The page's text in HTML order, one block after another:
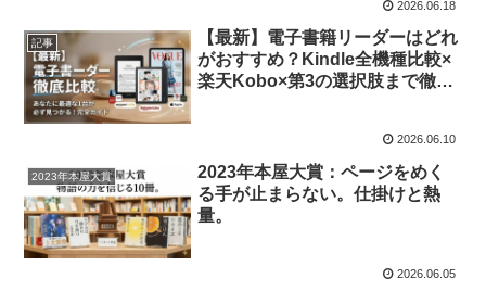
2026.06.18
記事
【最新】電子書籍リーダーはどれ
がおすすめ？Kindle全機種比較×
楽天Kobo×第3の選択肢まで徹底
2026.06.10
2023年本屋大賞
2023年本屋大賞：ページをめく
る手が止まらない。仕掛けと熱
量。
2026.06.05